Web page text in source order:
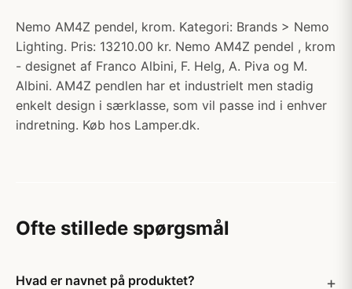
Nemo AM4Z pendel, krom. Kategori: Brands > Nemo
Lighting. Pris: 13210.00 kr. Nemo AM4Z pendel , krom
- designet af Franco Albini, F. Helg, A. Piva og M.
Albini. AM4Z pendlen har et industrielt men stadig
enkelt design i særklasse, som vil passe ind i enhver
indretning. Køb hos Lamper.dk.
Ofte stillede spørgsmål
Hvad er navnet på produktet?